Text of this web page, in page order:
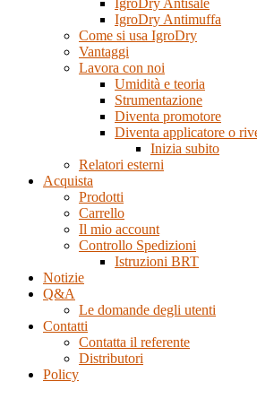
IgroDry Antisale
IgroDry Antimuffa
Come si usa IgroDry
Vantaggi
Lavora con noi
Umidità e teoria
Strumentazione
Diventa promotore
Diventa applicatore o
Inizia subito
Relatori esterni
Acquista
Prodotti
Carrello
Il mio account
Controllo Spedizioni
Istruzioni BRT
Notizie
Q&A
Le domande degli utenti
Contatti
Contatta il referente
Distributori
Policy